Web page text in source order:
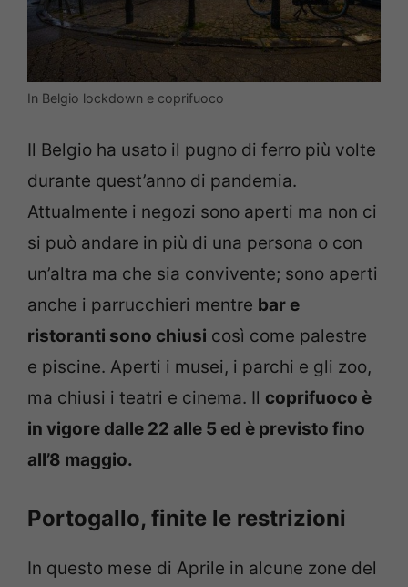
In Belgio lockdown e coprifuoco
Il Belgio ha usato il pugno di ferro più volte
durante quest’anno di pandemia.
Attualmente i negozi sono aperti ma non ci
si può andare in più di una persona o con
un’altra ma che sia convivente; sono aperti
anche i parrucchieri mentre bar e
ristoranti sono chiusi così come palestre
e piscine. Aperti i musei, i parchi e gli zoo,
ma chiusi i teatri e cinema. Il coprifuoco è
in vigore dalle 22 alle 5 ed è previsto fino
all’8 maggio.
Portogallo, finite le restrizioni
In questo mese di Aprile in alcune zone del